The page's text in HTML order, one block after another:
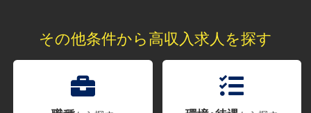
その他条件から高収入求人を探す